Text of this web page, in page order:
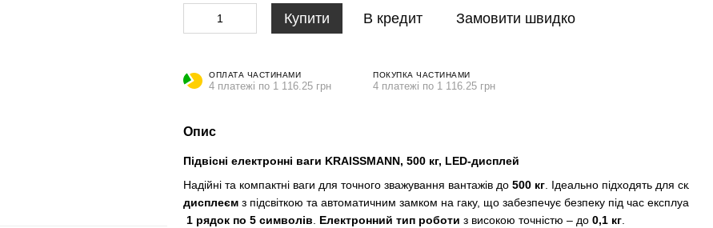
Купити В кредит Замовити швидко
ОПЛАТА ЧАСТИНАМИ
4 платежі по 1 116.25 грн
ПОКУПКА ЧАСТИНАМИ
4 платежі по 1 116.25 грн
Опис
Підвісні електронні ваги KRAISSMANN, 500 кг, LED-дисплей
Надійні та компактні ваги для точного зважування вантажів до 500 кг. Ідеально підходять для
дисплеєм з підсвіткою та автоматичним замком на гаку, що забезпечує безпеку під час
1 рядок по 5 символів. Електронний тип роботи з високою точністю – до 0,1 кг.